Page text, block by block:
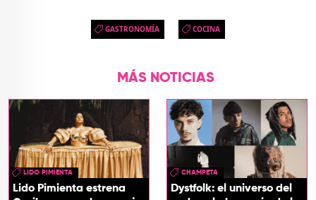
GASTRONOMÍA COCINA
MÁS NOTICIAS
LIDO PIMIENTA
Lido Pimienta estrena
CHAMPETA
Dystfolk: el universo del